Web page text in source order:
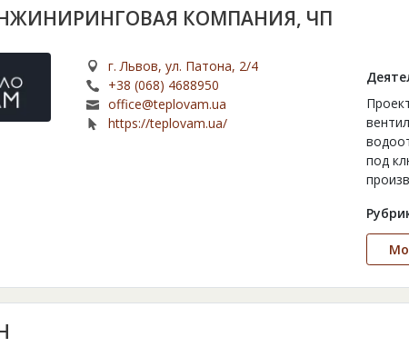
КОМПАНИЯ, ЧП
г. Львов, ул. Патона, 2/4
+38 (068) 4688950
office@teplovam.ua
https://teplovam.ua/
под